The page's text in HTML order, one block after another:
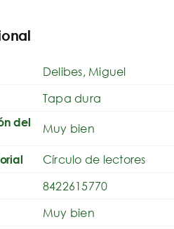
Delibes, Miguel
Tapa dura
del
Muy bien
Círculo de lectores
8422615770
Muy bien